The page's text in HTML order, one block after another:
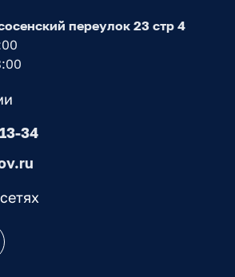
переулок 23 стр 4
34